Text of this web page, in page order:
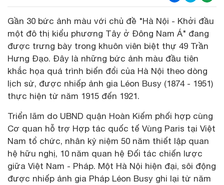
Gần 30 bức ảnh màu với chủ đề "Hà Nội - Khởi đầu
một đô thị kiểu phương Tây ở Đông Nam Á" đang
được trưng bày trong khuôn viên biệt thự 49 Trần
Hưng Đạo. Đây là những bức ảnh màu đầu tiên
khắc họa quá trình biến đổi của Hà Nội theo dòng
lịch sử, được nhiếp ảnh gia Léon Busy (1874 - 1951)
thực hiện từ năm 1915 đến 1921.
Triển lãm do UBND quận Hoàn Kiếm phối hợp cùng
Cơ quan hỗ trợ Hợp tác quốc tế Vùng Paris tại Việt
Nam tổ chức, nhân kỷ niệm 50 năm thiết lập quan
hệ hữu nghị, 10 năm quan hệ Đối tác chiến lược
giữa Việt Nam - Pháp. Một Hà Nội hiện đại, sôi động
được nhiếp ảnh gia Pháp Léon Busy ghi lại từ năm